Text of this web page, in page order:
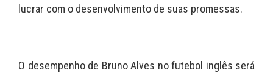
lucrar com o desenvolvimento de suas promessas.
O desempenho de Bruno Alves no futebol inglês será